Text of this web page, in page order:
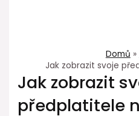
Domů
Jak zobrazit svoje
Jak zobrazit
předplatitele